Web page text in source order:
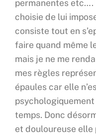
permanentes etc….
choisie de lui
consiste tout en
faire quand même
mais je ne me
mes règles
épaules car elle
temps. Donc
et douloureuse